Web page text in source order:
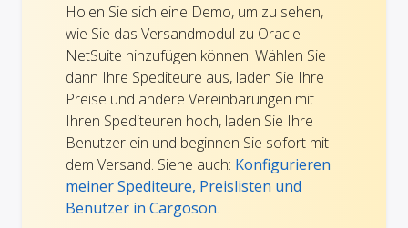
Holen Sie sich eine Demo, um zu sehen,
wie Sie das Versandmodul zu Oracle
NetSuite hinzufügen können. Wählen Sie
dann Ihre Spediteure aus, laden Sie Ihre
Preise und andere Vereinbarungen mit
Ihren Spediteuren hoch, laden Sie Ihre
Benutzer ein und beginnen Sie sofort mit
dem Versand. Siehe auch: Konfigurieren
meiner Spediteure, Preislisten und
Benutzer in Cargoson.